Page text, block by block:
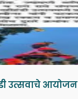
उत्सवाचे आयोजन